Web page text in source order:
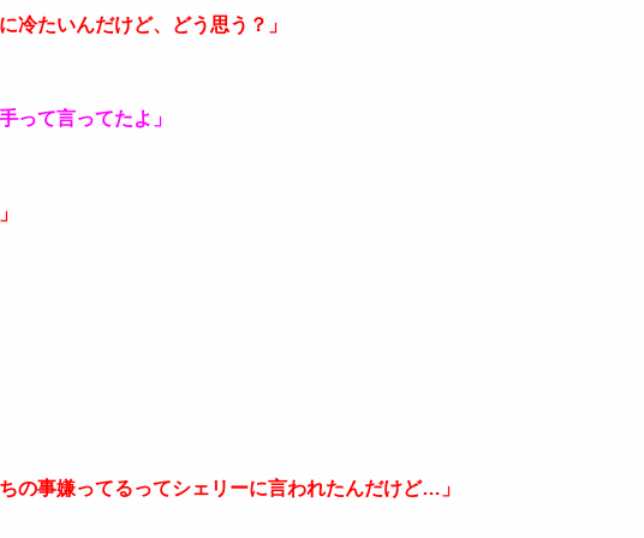
冷たいんだけど、どう思う？」
って言ってたよ」
の事嫌ってるってシェリーに言われたんだけど…」